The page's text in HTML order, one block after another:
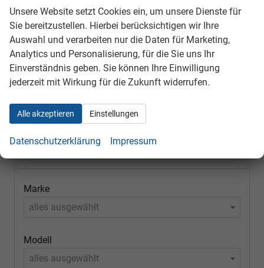
Lancia
Nissan
Opel
Skoda
Suzuki
Volkswagen
Volvo
Marke
alles ausgewählt
Modell
alles ausgewählt
Unsere Website setzt Cookies ein, um unsere Dienste für
Sie bereitzustellen. Hierbei berücksichtigen wir Ihre
Auswahl und verarbeiten nur die Daten für Marketing,
Analytics und Personalisierung, für die Sie uns Ihr
Einverständnis geben. Sie können Ihre Einwilligung
jederzeit mit Wirkung für die Zukunft widerrufen.
Alle akzeptieren Einstellungen
Datenschutzerklärung Impressum